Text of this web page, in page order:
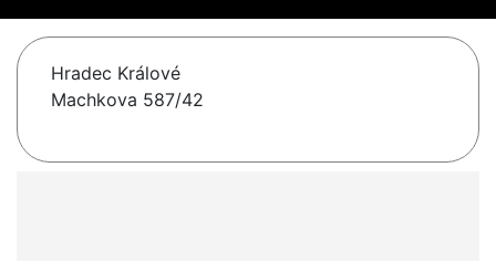
Hradec Králové
Machkova 587/42